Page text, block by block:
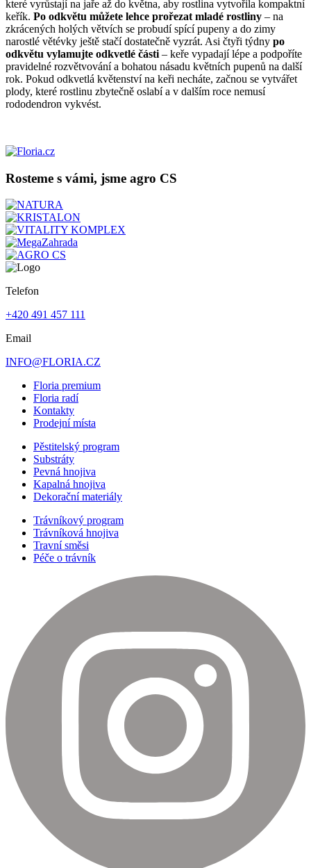
které vyrůstají na jaře až do května, aby rostlina vytvořila kompaktní
keřík. Po odkvětu můžete lehce prořezat mladé rostliny – na
zkrácených holých větvích se probudí spící pupeny a do zimy
narostlé větévky ještě stačí dostatečně vyzrát. Asi čtyři týdny po
odkvětu vylamujte odkvetlé části – keře vypadají lépe a podpoříte
pravidelné rozvětvování a bohatou násadu květních pupenů na další
rok. Pokud odkvetlá květenství na keři necháte, začnou se vytvářet
plody, které rostlinu zbytečně oslabí a v dalším roce nemusí
rododendron vykvést.
Rosteme s vámi, jsme agro CS
Telefon
+420 491 457 111
Email
INFO@FLORIA.CZ
Floria premium
Floria radí
Kontakty
Prodejní místa
Pěstitelský program
Substráty
Pevná hnojiva
Kapalná hnojiva
Dekorační materiály
Trávníkový program
Trávníková hnojiva
Travní směsi
Péče o trávník